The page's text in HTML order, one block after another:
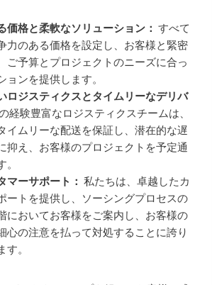
価格と柔軟なソリューション： すべて
力のある価格を設定し、お客様と緊密
ご予算とプロジェクトのニーズに合っ
ョンを提供します。
ロジスティクスとタイムリーなデリバ
経験豊富なロジスティクスチームは、
イムリーな配送を保証し、潜在的な遅
抑え、お客様のプロジェクトを予定通
マーサポート： 私たちは、卓越したカ
ートを提供し、ソーシングプロセスの
においてお客様をご案内し、お客様の
心の注意を払って対処することに誇り
。